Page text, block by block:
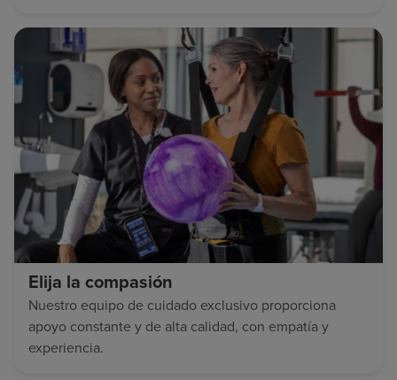
Elija la compasión
Nuestro equipo de cuidado exclusivo proporciona
apoyo constante y de alta calidad, con empatía y
experiencia.